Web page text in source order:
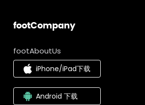
footCompany
footAboutUs
iPhone/iPad下载
Android 下载